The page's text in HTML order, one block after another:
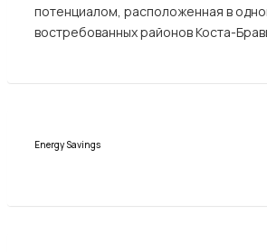
потенциалом, расположенная в
востребованных районов Коста-
Energy Savings